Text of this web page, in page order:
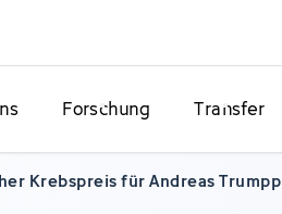
Forschung Transfer
Krebspreis für Andreas Trumpp